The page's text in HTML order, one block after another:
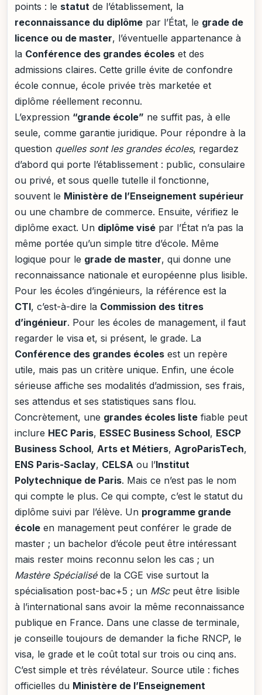
points : le statut de l’établissement, la
reconnaissance du diplôme par l’État, le grade de
licence ou de master, l’éventuelle appartenance à
la Conférence des grandes écoles et des
admissions claires. Cette grille évite de confondre
école connue, école privée très marketée et
diplôme réellement reconnu.
L’expression “grande école” ne suffit pas, à elle
seule, comme garantie juridique. Pour répondre à la
question quelles sont les grandes écoles, regardez
d’abord qui porte l’établissement : public, consulaire
ou privé, et sous quelle tutelle il fonctionne,
souvent le Ministère de l’Enseignement supérieur
ou une chambre de commerce. Ensuite, vérifiez le
diplôme exact. Un diplôme visé par l’État n’a pas la
même portée qu’un simple titre d’école. Même
logique pour le grade de master, qui donne une
reconnaissance nationale et européenne plus lisible.
Pour les écoles d’ingénieurs, la référence est la
CTI, c’est-à-dire la Commission des titres
d’ingénieur. Pour les écoles de management, il faut
regarder le visa et, si présent, le grade. La
Conférence des grandes écoles est un repère
utile, mais pas un critère unique. Enfin, une école
sérieuse affiche ses modalités d’admission, ses frais,
ses attendus et ses statistiques sans flou.
Concrètement, une grandes écoles liste fiable peut
inclure HEC Paris, ESSEC Business School, ESCP
Business School, Arts et Métiers, AgroParisTech,
ENS Paris-Saclay, CELSA ou l’Institut
Polytechnique de Paris. Mais ce n’est pas le nom
qui compte le plus. Ce qui compte, c’est le statut du
diplôme suivi par l’élève. Un programme grande
école en management peut conférer le grade de
master ; un bachelor d’école peut être intéressant
mais rester moins reconnu selon les cas ; un
Mastère Spécialiséde la CGE vise surtout la
spécialisation post-bac+5 ; un MScpeut être lisible
à l’international sans avoir la même reconnaissance
publique en France. Dans une classe de terminale,
je conseille toujours de demander la fiche RNCP, le
visa, le grade et le coût total sur trois ou cinq ans.
C’est simple et très révélateur. Source utile : fiches
officielles du Ministère de l’Enseignement